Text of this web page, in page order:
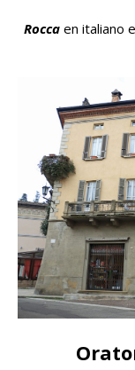
Rocca en italiano